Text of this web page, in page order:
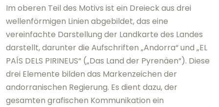
Im oberen Teil des Motivs ist ein Dreieck aus drei
wellenförmigen Linien abgebildet, das eine
vereinfachte Darstellung der Landkarte des Landes
darstellt, darunter die Aufschriften „Andorra“ und „EL
PAÍS DELS PIRINEUS“ („Das Land der Pyrenäen“). Diese
drei Elemente bilden das Markenzeichen der
andorranischen Regierung. Es dient dazu, der
gesamten grafischen Kommunikation ein